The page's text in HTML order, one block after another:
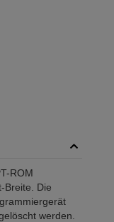
ROM
Breite. Die
werden.